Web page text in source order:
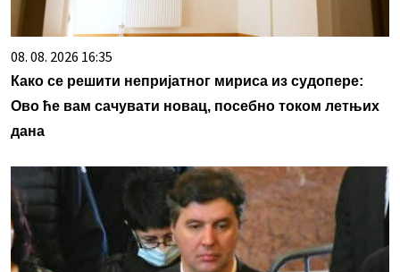
08. 08. 2026 16:35
Како се решити непријатног мириса из судопере:
Ово ће вам сачувати новац, посебно током летњих
дана